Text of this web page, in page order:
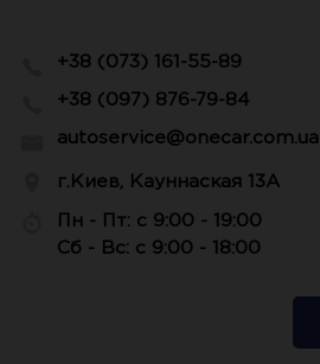
+38 (073) 161-55-89
+38 (097) 876-79-84
autoservice@onecar.com.ua
г.Киев, Кауннаская 13А
Пн - Пт: с 9:00 - 19:00
Сб - Вс: с 9:00 - 18:00